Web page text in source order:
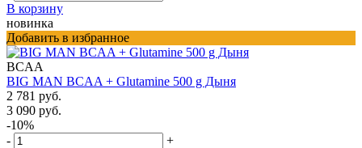
В корзину
новинка
Добавить в избранное
BCAA
BIG MAN BCAA + Glutamine 500 g Дыня
2 781 руб.
3 090 руб.
-10%
-
+